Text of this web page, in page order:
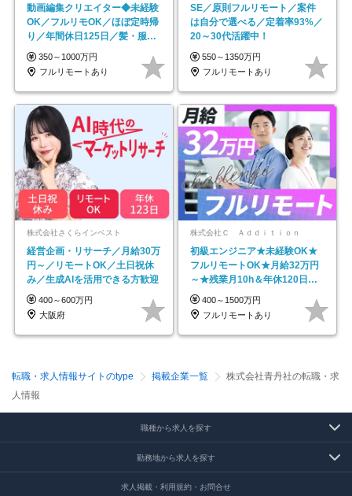
動画編集クリエイター◆未経験
OK／フルリモOK／ほぼ定時帰
り／年間休日125日／髪・服・
ネイル自由／副業OK
350～1000万円
フルリモートあり
SE／原則フルリモート／案件
は自分で選べる／定着率93%／
20～30代活躍中！
550～1350万円
フルリモートあり
株式会社さくらインベスト
経営企画・リサーチ／月給30万
円～／リモートOK／土日祝休
み／生成AIを活用できる方歓迎
400～600万円
大阪府
株式会社Ｃ Ａｄｄｉｔｉｏｎ
初級エンジニア★未経験OK★
フルリモートOK★月給32万円
～★残業月10h＆年休120日以
上★副業可
400～1500万円
フルリモートあり
転職・求人情報サイトのtype 掲載企業一覧
株式会社青丹社の転職・求
人情報
職種から求人を探す
勤務地から求人を探す
求人掲載・利用規約・お問合せ